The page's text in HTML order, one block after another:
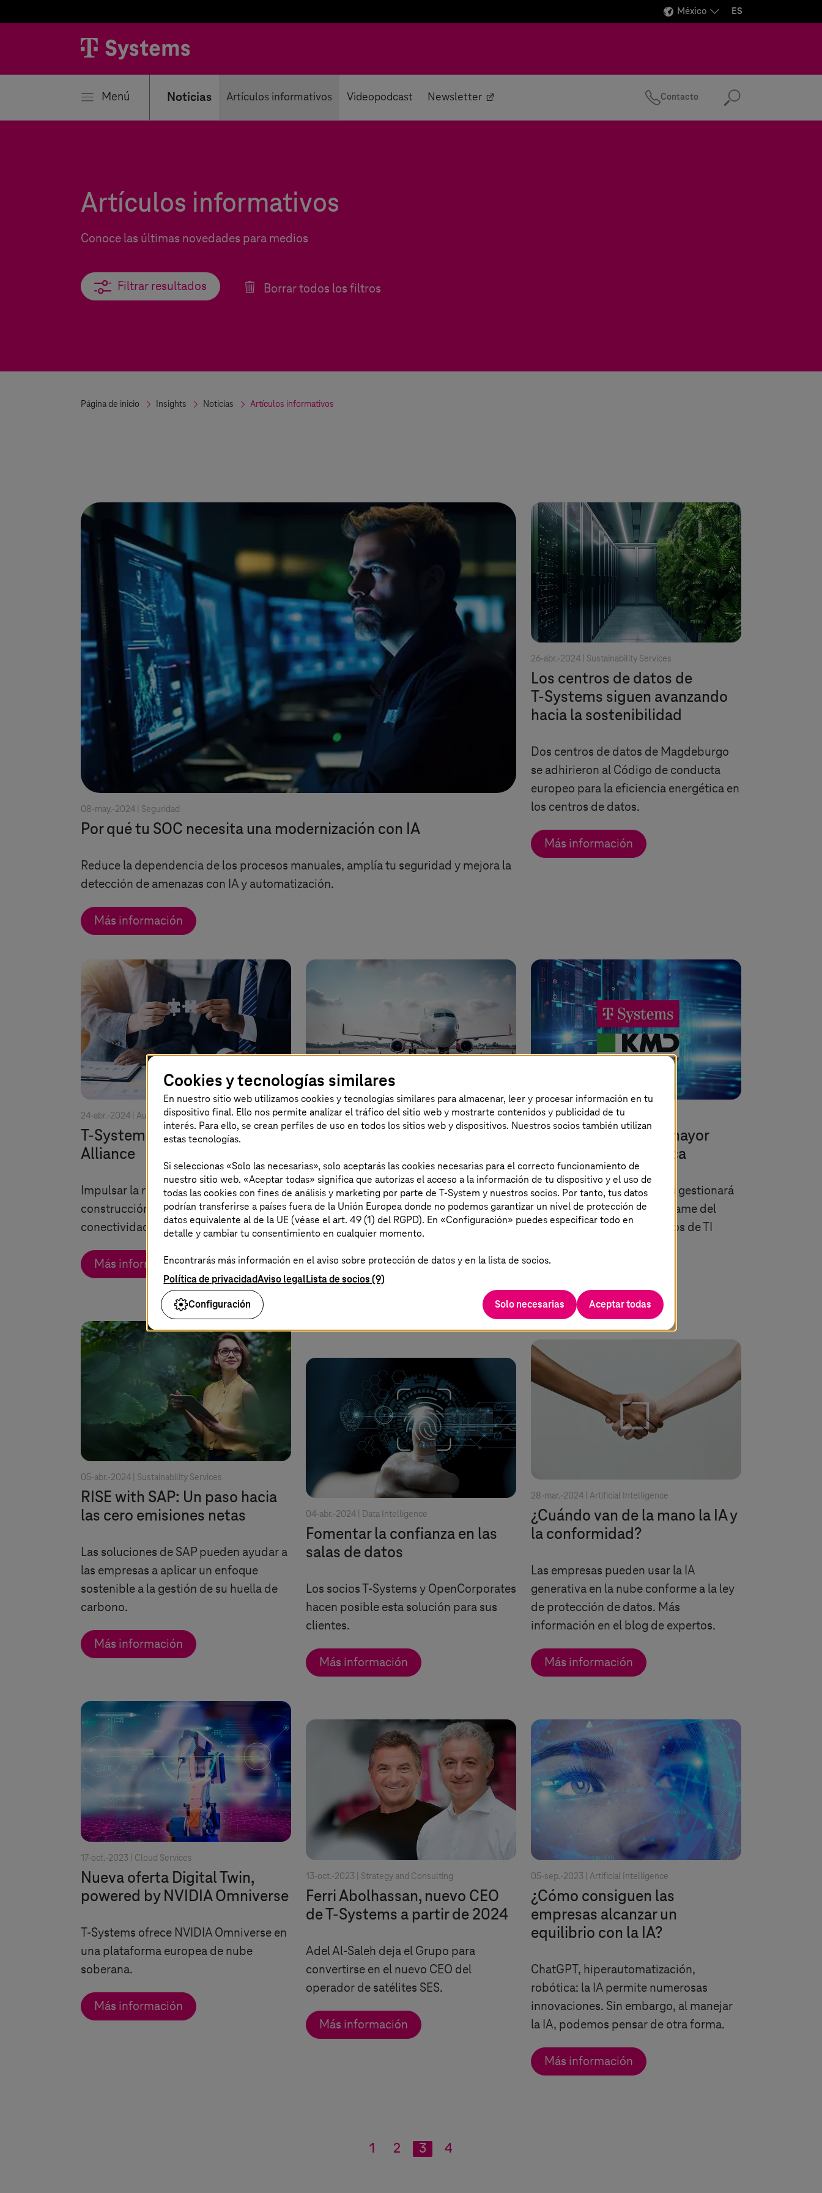
México ES
Menú Noticias Artículos informativos Videopodcast Newsletter Contacto Buscar
Artículos informativos
Conoce las últimas novedades para medios
Filtrar resultados
Filtrar resultados Borrar todos los filtros
Página de inicio Insights Noticias Artículos informativos
08-may.-2024 | Seguridad
Por qué tu SOC necesita una modernización con IA
Reduce la dependencia de los procesos manuales, amplía tu seguridad y mejora la
detección de amenazas con IA y automatización.
Más información
26-abr.-2024 | Sustainability Services
Los centros de datos de
T-Systems siguen avanzando
hacia la sostenibilidad
Dos centros de datos de Magdeburgo
se adhirieron al Código de conducta
europeo para la eficiencia energética en
los centros de datos.
Más información
24-abr.-2024 | Automoción
T-Systems
crece con eSync
Alliance
Impulsar la revolución de la
construcción de automóviles con
conectividad y servicios digitales.
Más información
05-abr.-2024 | Sustainability Services
RISE with SAP: Un paso hacia
las cero emisiones netas
Las soluciones de SAP pueden ayudar a
las empresas a aplicar un enfoque
sostenible a la gestión de su huella de
carbono.
Más información
17-oct.-2023 | Cloud Services
Nueva oferta Digital Twin,
powered by NVIDIA Omniverse
T-Systems ofrece NVIDIA Omniverse en
una plataforma europea de nube
soberana.
Más información
12-abr.-2024 |Public Transport
y Frequentis siguen
Dublín
Soluciones de digitalización de
T-Systems de un solo proveedor para
de Dublín.
04-abr.-2024 | Data Intelligence
Fomentar la confianza en las
salas de datos
Los sociosT-Systems y OpenCorporates
hacen posible esta solución para sus
clientes.
Más información
13-oct.-2023 | Strategy and Consulting
Ferri Abolhassan, nuevo CEO
deT-Systems a partir de 2024
Adel Al-Saleh deja el Grupo para
convertirse en el nuevo CEO del
operador de satélites SES.
Más información
08-abr.-2024 |Cloud Services
cierra su mayor
contrato en Dinamarca
A partir de 2025,T-Systems gestionará
la infraestructura de mainframe del
proveedor danés de servicios de TI
28-mar.-2024 | Artificial Intelligence
¿Cuándo van de la mano la IA y
la conformidad?
Las empresas pueden usar la IA
generativa en la nube conforme a la ley
de protección de datos. Más
información en el blog de expertos.
Más información
05-sep.-2023 | Artificial Intelligence
¿Cómo consiguen las
empresas alcanzar un
equilibrio con la IA?
ChatGPT, hiperautomatización,
robótica: la IA permite numerosas
innovaciones. Sin embargo, al manejar
la IA, podemos pensar de otra forma.
Más información
1 2 3 4
Cookies y tecnologías similares
En nuestro sitio web utilizamos cookies y tecnologías similares para almacenar, leer y procesar información en tu
dispositivo final. Ello nos permite analizar el tráfico del sitio web y mostrarte contenidos y publicidad de tu
interés. Para ello, se crean perfiles de uso en todos los sitios web y dispositivos. Nuestros socios también utilizan
estas tecnologías.
Si seleccionas «Solo las necesarias», solo aceptarás las cookies necesarias para el correcto funcionamiento de
nuestro sitio web. «Aceptar todas» significa que autorizas el acceso a la información de tu dispositivo y el uso de
todas las cookies con fines de análisis y marketing por parte de T-System y nuestros socios. Por tanto, tus datos
podrían transferirse a países fuera de la Unión Europea donde no podemos garantizar un nivel de protección de
datos equivalente al de la UE (véase el art. 49 (1) del RGPD). En «Configuración» puedes especificar todo en
detalle y cambiar tu consentimiento en cualquier momento.
Encontrarás más información en el aviso sobre protección de datos y en la lista de socios.
Política de privacidadAviso legalLista de socios (9)
Configuración
Solo necesarias Aceptar todas